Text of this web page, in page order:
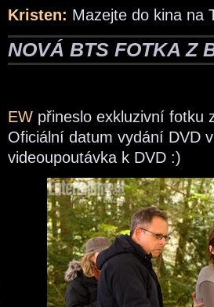
Kristen: Mazejte do kina na
NOVÁ BTS FOTKA Z
EW přineslo exkluzivní fotku
Oficiální datum vydání DVD
videoupoutávka k DVD :)